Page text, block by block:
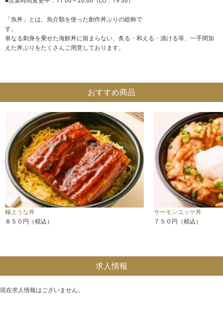
「魚丼」とは、魚介類を使った創作丼ぶりの総称で
単なる刺身を乗せた海鮮丼に留まらない、炙る・和える・漬ける等、一手間加
えた丼ぶりをたくさんご用意しております。
おすすめ商品
極上うな丼
８５０円（税込）
サーモンユッケ丼
７５０円（税込）
求人情報
現在求人情報はございません。